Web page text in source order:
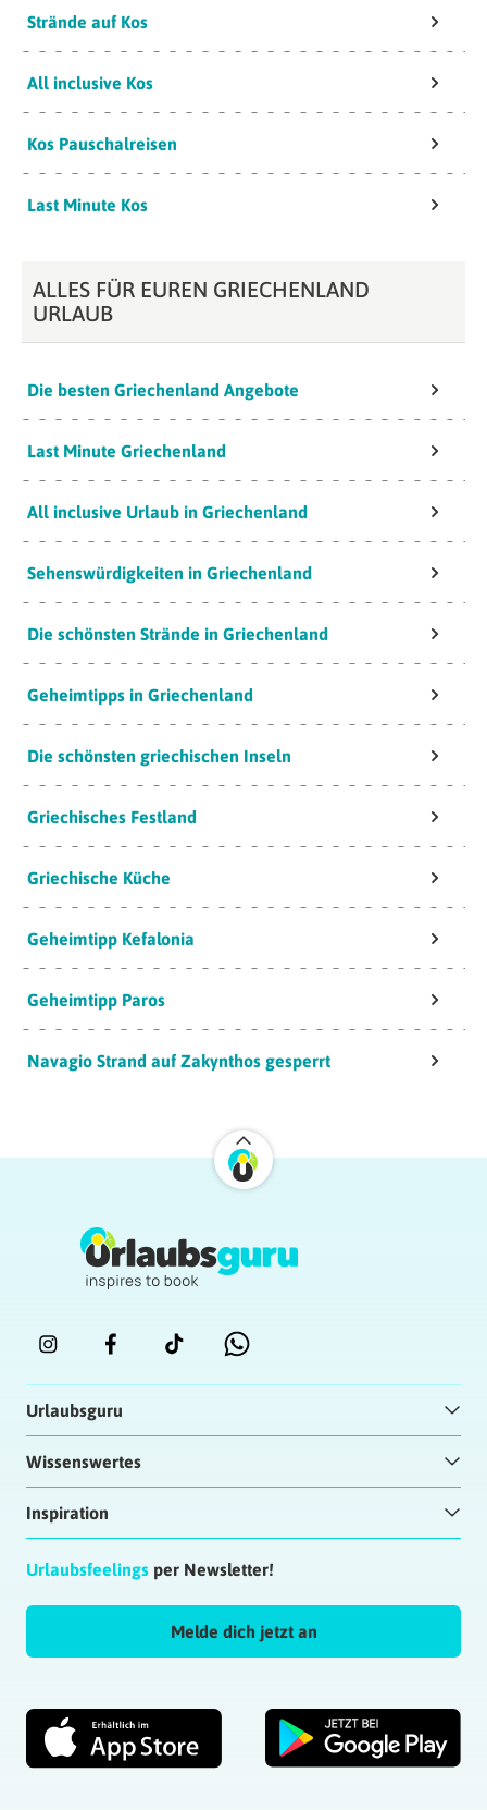
Strände auf Kos
All inclusive Kos
Kos Pauschalreisen
Last Minute Kos
ALLES FÜR EUREN GRIECHENLAND
URLAUB
Die besten Griechenland Angebote
Last Minute Griechenland
All inclusive Urlaub in Griechenland
Sehenswürdigkeiten in Griechenland
Die schönsten Strände in Griechenland
Geheimtipps in Griechenland
Die schönsten griechischen Inseln
Griechisches Festland
Griechische Küche
Geheimtipp Kefalonia
Geheimtipp Paros
Navagio Strand auf Zakynthos gesperrt
Urlaubsguru
Wissenswertes
Inspiration
Urlaubsfeelings per Newsletter!
Melde dich jetzt an